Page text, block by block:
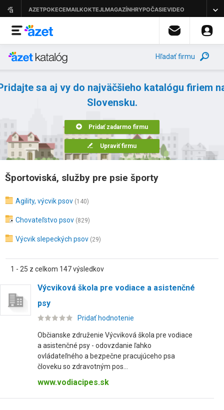
Hľadať firmu
sa aj vy do najväčšieho katalógu firiem
Slovensku.
Pridať zadarmo firmu
Upraviť firmu
Športoviská, služby pre psie športy
Agility, výcvik psov (140)
Chovateľstvo psov (829)
Výcvik slepeckých psov (29)
1 - 25 z celkom 147 výsledkov
Výcviková škola pre vodiace a asistenčné
psy
Pridať hodnotenie
Občianske združenie Výcviková škola pre vodiace
a asistenčné psy - odovzdanie ľahko
ovládateľného a bezpečne pracujúceho psa
človeku so zdravotným pos...
www.vodiacipes.sk